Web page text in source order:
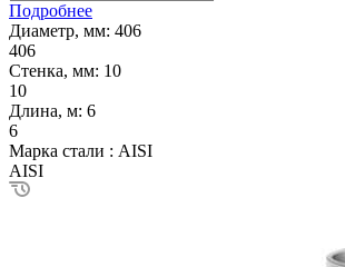
Подробнее
Диаметр, мм: 406
406
Стенка, мм: 10
10
Длина, м: 6
6
Марка стали : AISI
AISI